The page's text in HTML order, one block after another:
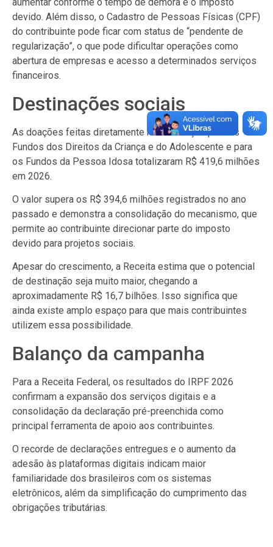
devido. Além disso, o Cadastro de Pessoas Físicas (CPF)
do contribuinte pode ficar com status de “pendente de
regularização”, o que pode dificultar operações como
abertura de empresas e acesso a determinados serviços
financeiros.
Destinações sociais
As doações feitas diretamente na declaração para os
Fundos dos Direitos da Criança e do Adolescente e para
os Fundos da Pessoa Idosa totalizaram R$ 419,6 milhões
em 2026.
O valor supera os R$ 394,6 milhões registrados no ano
passado e demonstra a consolidação do mecanismo, que
permite ao contribuinte direcionar parte do imposto
devido para projetos sociais.
Apesar do crescimento, a Receita estima que o potencial
de destinação seja muito maior, chegando a
aproximadamente R$ 16,7 bilhões. Isso significa que
ainda existe amplo espaço para que mais contribuintes
utilizem essa possibilidade.
Balanço da campanha
Para a Receita Federal, os resultados do IRPF 2026
confirmam a expansão dos serviços digitais e a
consolidação da declaração pré-preenchida como
principal ferramenta de apoio aos contribuintes.
O recorde de declarações entregues e o aumento da
adesão às plataformas digitais indicam maior
familiaridade dos brasileiros com os sistemas
eletrônicos, além da simplificação do cumprimento das
obrigações tributárias.